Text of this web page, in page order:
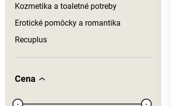
Kozmetika a toaletné potreby
Erotické pomôcky a romantika
Recuplus
Cena